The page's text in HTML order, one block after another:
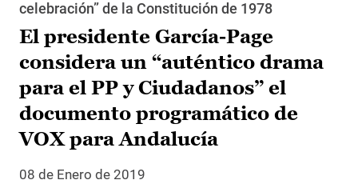
celebración” de la Constitución de 1978
El presidente García-Page
considera un “auténtico drama
para el PP y Ciudadanos” el
documento programático de
VOX para Andalucía
08 de Enero de 2019